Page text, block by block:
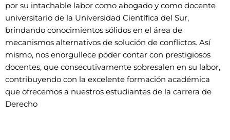
por su intachable labor como abogado y como docente
universitario de la Universidad Científica del Sur,
brindando conocimientos sólidos en el área de
mecanismos alternativos de solución de conflictos. Así
mismo, nos enorgullece poder contar con prestigiosos
docentes, que consecutivamente sobresalen en su labor,
contribuyendo con la excelente formación académica
que ofrecemos a nuestros estudiantes de la carrera de
Derecho